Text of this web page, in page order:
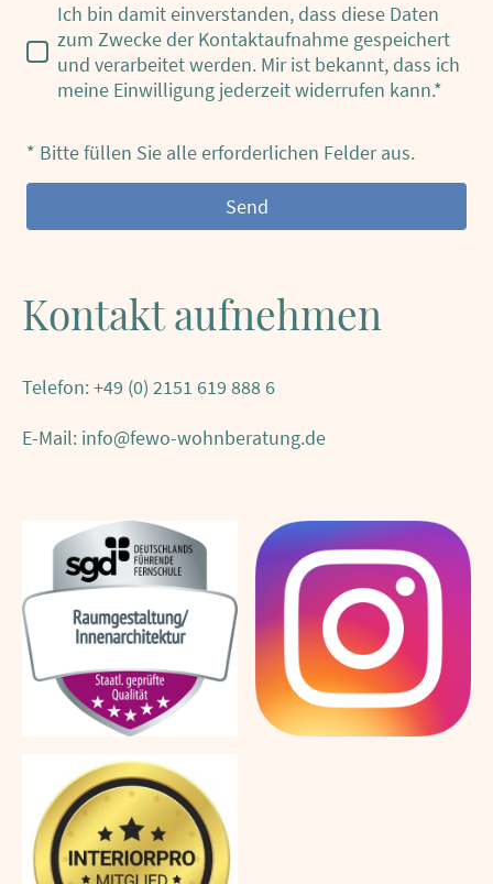
Ich bin damit einverstanden, dass diese Daten
zum Zwecke der Kontaktaufnahme gespeichert
und verarbeitet werden. Mir ist bekannt, dass ich
meine Einwilligung jederzeit widerrufen kann.*
* Bitte füllen Sie alle erforderlichen Felder aus.
Send
Kontakt aufnehmen
Telefon: +49 (0) 2151 619 888 6
E-Mail: info@fewo-wohnberatung.de